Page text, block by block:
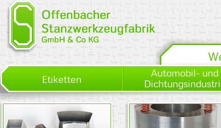
Etiketten
Automobil- und